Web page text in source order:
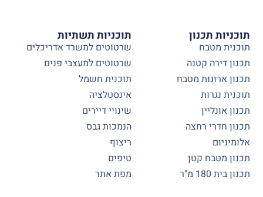
תוכניות תשתיות
שרטוטים למשרד אדריכלים
שרטוטים למעצבי פנים
תוכנית חשמל
אינסטלציה
שינויי דיירים
הנמכות גבס
ריצוף
טיפים
מפת אתר
תוכניות תכנון
תוכנית מטבח
תכנון דירה קטנה
תכנון ארונות מטבח
תוכנית נגרות
תכנון אונליין
תכנון חדרי רחצה
אלומיניום
תכנון מטבח קטן
תכנון בית 180 מ"ר